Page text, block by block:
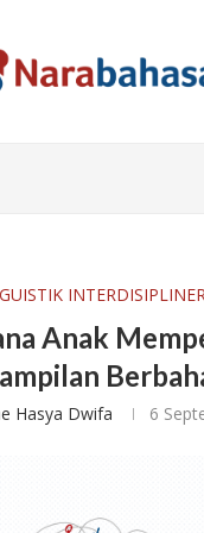
Anak
Hasya Dwifa 6